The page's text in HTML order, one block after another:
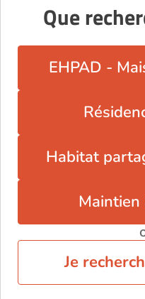
Lieuvillers (60130)
Margny-lès-
Monchy-Saint-
Nampcel (60400)
Pierrefonds
Que
EHPAD -
Habitat
Maintien
Je